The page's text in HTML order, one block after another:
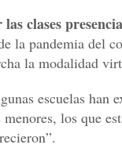
las clases
la pandemia del
la modalidad
escuelas han
los que